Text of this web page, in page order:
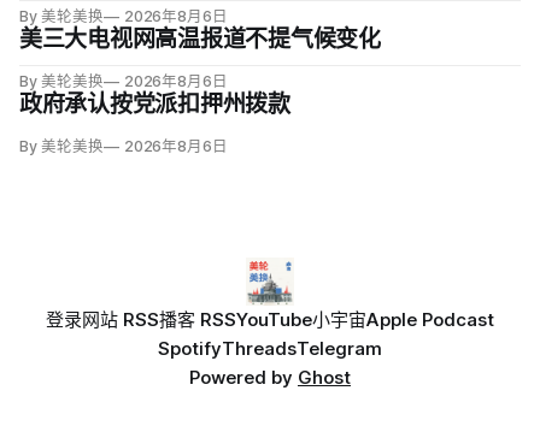
By 美轮美换 2026年8月6日
美三大电视网高温报道不提气候变化
By 美轮美换 2026年8月6日
政府承认按党派扣押州拨款
By 美轮美换 2026年8月6日
登录网站 RSS播客 RSSYouTube小宇宙Apple Podcast
SpotifyThreadsTelegram
Powered by Ghost